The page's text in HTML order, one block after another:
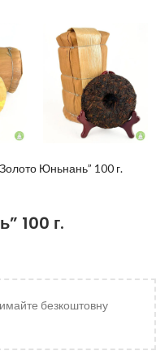
Юньнань” 100 г.
100 г.
безкоштовну